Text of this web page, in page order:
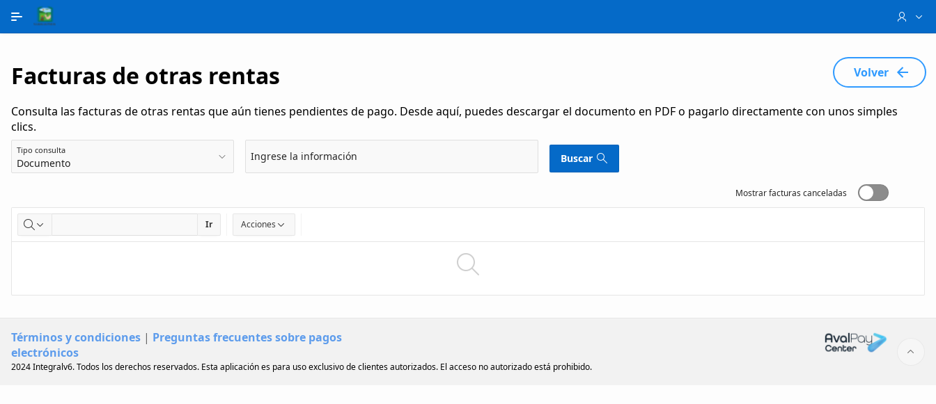
Saltar al contenido principal
Facturas de otras rentas Volver
Consulta las facturas de otras rentas que aún tienes pendientes de pago. Desde aquí, puedes descargar el documento en PDF o pagarlo directamente con unos simples
clics.
Tipo consulta Ingrese la información Buscar
Mostrar facturas canceladas
Ir Acciones
Términos y condiciones | Preguntas frecuentes sobre pagos
electrónicos
2024 Integralv6. Todos los derechos reservados. Esta aplicación es para uso exclusivo de clientes autorizados. El acceso no autorizado está prohibido.